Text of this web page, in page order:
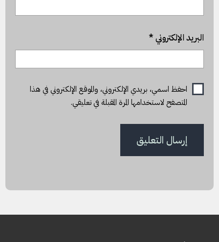
البريد الإلكتروني*
احفظ اسمي، بريدي الإلكتروني، والموقع الإلكتروني في هذا
المتصفح لاستخدامها المرة المقبلة في تعليقي.